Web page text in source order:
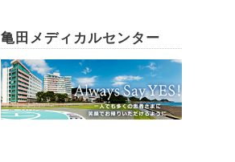
亀田メディカルセンター